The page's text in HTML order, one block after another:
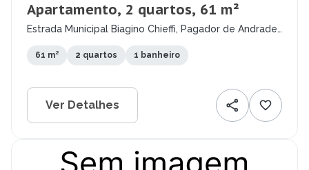
Apartamento, 2 quartos, 61 m²
Estrada Municipal Biagino Chieffi, Pagador de Andrade,
61 m² 2 quartos 1 banheiro
Ver Detalhes